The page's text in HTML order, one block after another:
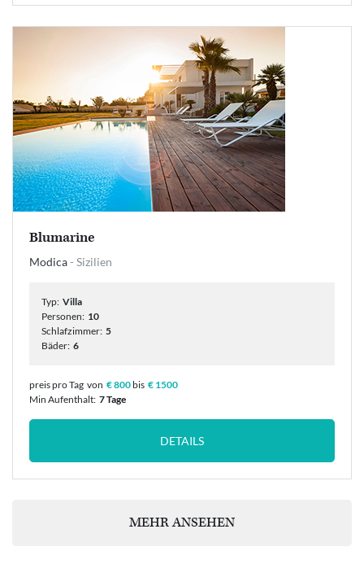
Blumarine
Modica- Sizilien
Typ: Villa
Personen: 10
Schlafzimmer: 5
Bäder: 6
preis pro Tag von € 800 bis € 1500
Min Aufenthalt: 7 Tage
DETAILS
MEHR ANSEHEN